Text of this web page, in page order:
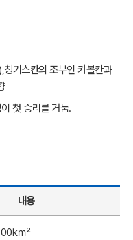
기스칸의 조부인 카볼칸과
첫 승리를 거둠.
내용
㎢